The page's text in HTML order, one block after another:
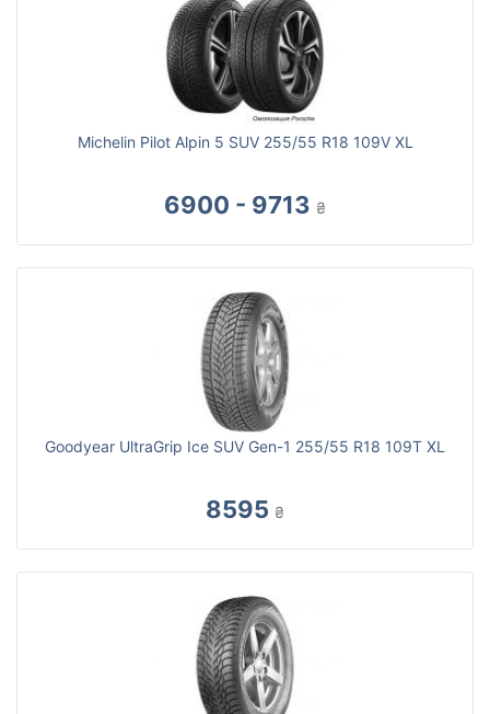
Michelin Pilot Alpin 5 SUV 255/55 R18 109V XL
6900 - 9713 ₴
Goodyear UltraGrip Ice SUV Gen-1 255/55 R18 109T XL
8595 ₴